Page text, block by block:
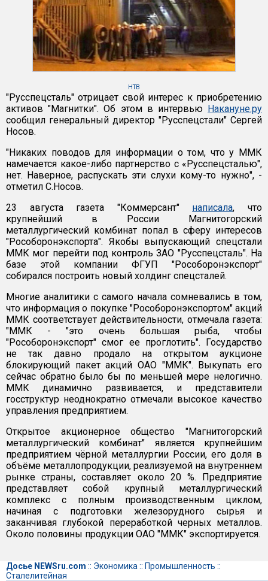
НТВ
"Русспецсталь" отрицает свой интерес к приобретению
активов "Магнитки". Об этом в интервью Накануне.ру
сообщил генеральный директор "Русспецстали" Сергей
Носов.
"Никаких поводов для информации о том, что у ММК
намечается какое-либо партнерство с «Русспецсталью",
нет. Наверное, распускать эти слухи кому-то нужно", -
отметил С.Носов.
23 августа газета "Коммерсант" написала, что
крупнейший в России Магнитогорский
металлургический комбинат попал в сферу интересов
"Рособоронэкспорта". Якобы выпускающий спецстали
ММК мог перейти под контроль ЗАО "Русспецсталь". На
базе этой компании ФГУП "Рособоронэкспорт"
собирался построить новый холдинг спецсталей.
Многие аналитики с самого начала сомневались в том,
что информация о покупке "Рособоронэкспортом" акций
ММК соответствует действительности, отмечала газета:
"ММК - "это очень большая рыба, чтобы
"Рособоронэкспорт" смог ее проглотить". Государство
не так давно продало на открытом аукционе
блокирующий пакет акций ОАО "ММК". Выкупать его
сейчас обратно было бы по меньшей мере нелогично.
ММК динамично развивается, и представители
госструктур неоднократно отмечали высокое качество
управления предприятием.
Открытое акционерное общество "Магнитогорский
металлургический комбинат" является крупнейшим
предприятием чёрной металлургии России, его доля в
объёме металлопродукции, реализуемой на внутреннем
рынке страны, составляет около 20 %. Предприятие
представляет собой крупный металлургический
комплекс с полным производственным циклом,
начиная с подготовки железорудного сырья и
заканчивая глубокой переработкой черных металлов.
Около половины продукции ОАО "ММК" экспортируется.
Досье NEWSru.com :: Экономика :: Промышленность ::
Сталелитейная